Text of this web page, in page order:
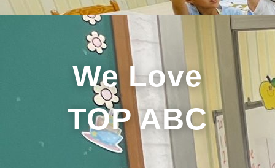
We Love
TOP ABC